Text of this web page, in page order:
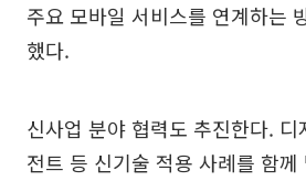
주요 모바일 서비스를 연계하는
했다.
신사업 분야 협력도 추진한다. 디
전트 등 신기술 적용 사례를 함께